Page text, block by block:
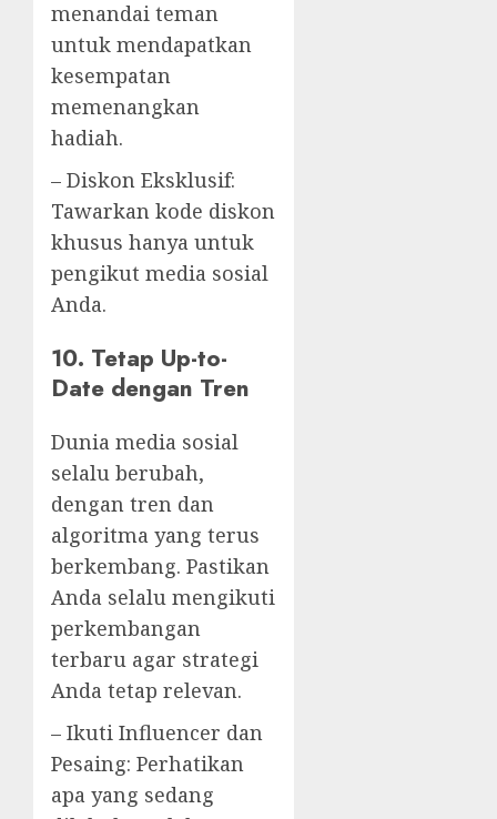
menandai teman
untuk mendapatkan
kesempatan
memenangkan
hadiah.
– Diskon Eksklusif:
Tawarkan kode diskon
khusus hanya untuk
pengikut media sosial
Anda.
10. Tetap Up-to-
Date dengan Tren
Dunia media sosial
selalu berubah,
dengan tren dan
algoritma yang terus
berkembang. Pastikan
Anda selalu mengikuti
perkembangan
terbaru agar strategi
Anda tetap relevan.
– Ikuti Influencer dan
Pesaing: Perhatikan
apa yang sedang